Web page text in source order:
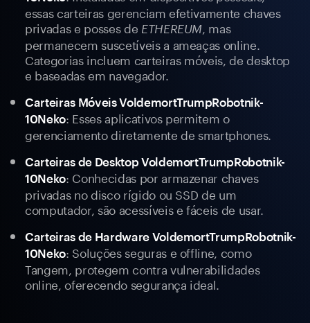
essas carteiras gerenciam efetivamente chaves
privadas e posses de ETHEREUM, mas
permanecem suscetíveis a ameaças online.
Categorias incluem carteiras móveis, de desktop
e baseadas em navegador.
Carteiras Móveis VoldemortTrumpRobotnik-
10Neko: Esses aplicativos permitem o
gerenciamento diretamente de smartphones.
Carteiras de Desktop VoldemortTrumpRobotnik-
10Neko: Conhecidas por armazenar chaves
privadas no disco rígido ou SSD de um
computador, são acessíveis e fáceis de usar.
Carteiras de Hardware VoldemortTrumpRobotnik-
10Neko: Soluções seguras e offline, como
Tangem, protegem contra vulnerabilidades
online, oferecendo segurança ideal.